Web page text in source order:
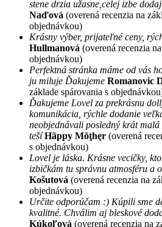
stene drzia užasne,celej izbe
Naďová (overená recenzia na
objednávkou)
Krásny výber, prijateľné ceny,
Hullmanová (overená recenzia
objednávkou)
Perfektná stránka máme od vás
ju miluje Ďakujeme Romanovic
základe spárovania s
Ďakujeme Lovel za prekrásnu
komunikácia, rýchle dodanie
neobjednávali posledný krát
tešíHãppy Mõţhęr (overená
s objednávkou)
Lovel je láska. Krásne vecičky,
izbičkám tu správnu atmosféru a
Košutová (overená recenzia na
objednávkou)
Určite odporúčam :) Kúpili sme
kvalitné. Chválim aj bleskové
Kúkoľová (overená recenzia na